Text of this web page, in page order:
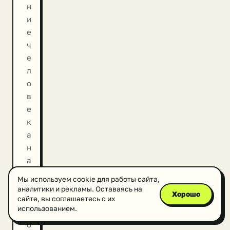
н
и
е
ч
е
л
о
в
е
к
а
н
а
к
о
л
о
Мы используем cookie для работы сайта,
аналитики и рекламы. Оставаясь на
сайте, вы соглашаетесь с их
использованием.
Хорошо